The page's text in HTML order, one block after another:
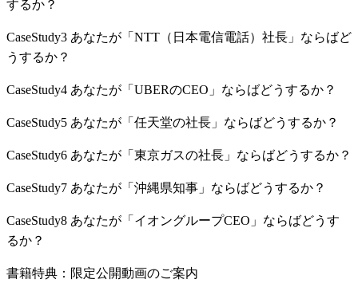
するか？
CaseStudy3 あなたが「NTT（日本電信電話）社長」ならばど
うするか？
CaseStudy4 あなたが「UBERのCEO」ならばどうするか？
CaseStudy5 あなたが「任天堂の社長」ならばどうするか？
CaseStudy6 あなたが「東京ガスの社長」ならばどうするか？
CaseStudy7 あなたが「沖縄県知事」ならばどうするか？
CaseStudy8 あなたが「イオングループCEO」ならばどうす
るか？
書籍特典：限定公開動画のご案内